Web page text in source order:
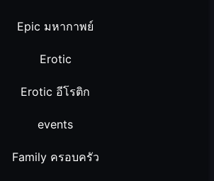
Epic มหากาพย์
Erotic
Erotic อีโรติก
events
Family ครอบครัว